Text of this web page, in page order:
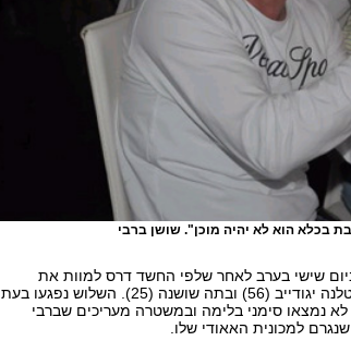
בכלא הוא לא יהיה מוכן". שושן ברבי
שישי בערב לאחר שלפי החשד דרס למוות את
אלכסנדרה רובינוב (66), סבטלנה יגודייב (56) ובתה שושנה (25). השלוש נפגעו בעת
נמצאו סימני בלימה ובמשטרה מעריכים שברבי
למכונית האאודי שלו.